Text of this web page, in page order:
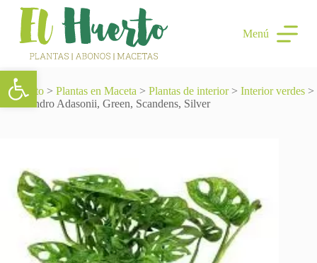
Abrir barra de herramientasr
a
l
n
d
Menú
El Huerto > Plantas en Maceta > Plantas de interior> Interior verdes >
Philodendro Adasonii, Green, Scandens, Silver